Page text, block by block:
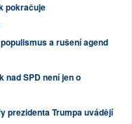
pokračuje
a rušení agend
nad SPD není jen o
prezidenta Trumpa uvádějí